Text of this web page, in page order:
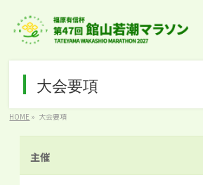
大会要項
HOME » 大会要項
主催